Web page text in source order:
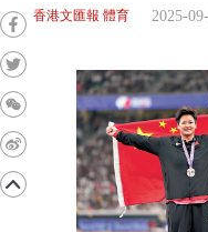
香港文匯報 體育 2025-